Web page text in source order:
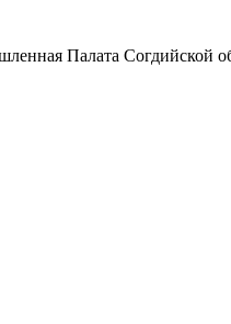
Палата Согдийской